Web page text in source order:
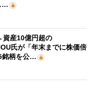
…
資産10億円超の
氏が「年末までに株価倍
銘柄を公…